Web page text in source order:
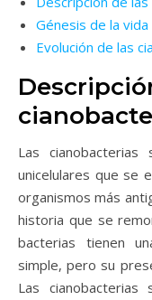
Génesis de la vida
Evolución de las
Las
unicelulares que se
organismos más
historia que se
bacterias tienen
simple, pero su
Las